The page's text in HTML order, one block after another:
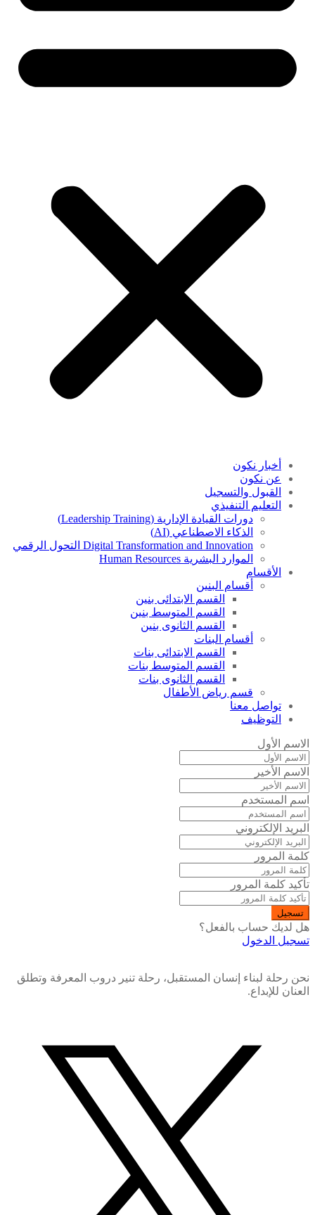
أخبار نكون
عن نكون
القبول والتسجيل
التعليم التنفيذي
دورات القيادة الإدارية (Leadership Training)
الذكاء الاصطناعي (AI)
Digital Transformation and Innovation التحول الرقمي
الموارد البشرية Human Resources
الأقسام
أقسام البنين
القسم الابتدائى بنين
القسم المتوسط بنين
القسم الثانوى بنين
أقسام البنات
القسم الابتدائى بنات
القسم المتوسط بنات
القسم الثانوى بنات
قسم رياض الأطفال
تواصل معنا
التوظيف
الاسم الأول
الاسم الأخير
اسم المستخدم
البريد الإلكتروني
كلمة المرور
تأكيد كلمة المرور
تسجيل
هل لديك حساب بالفعل؟
تسجيل الدخول
نحن رحلة لبناء إنسان المستقبل، رحلة تنير دروب المعرفة وتطلق
العنان للإبداع.